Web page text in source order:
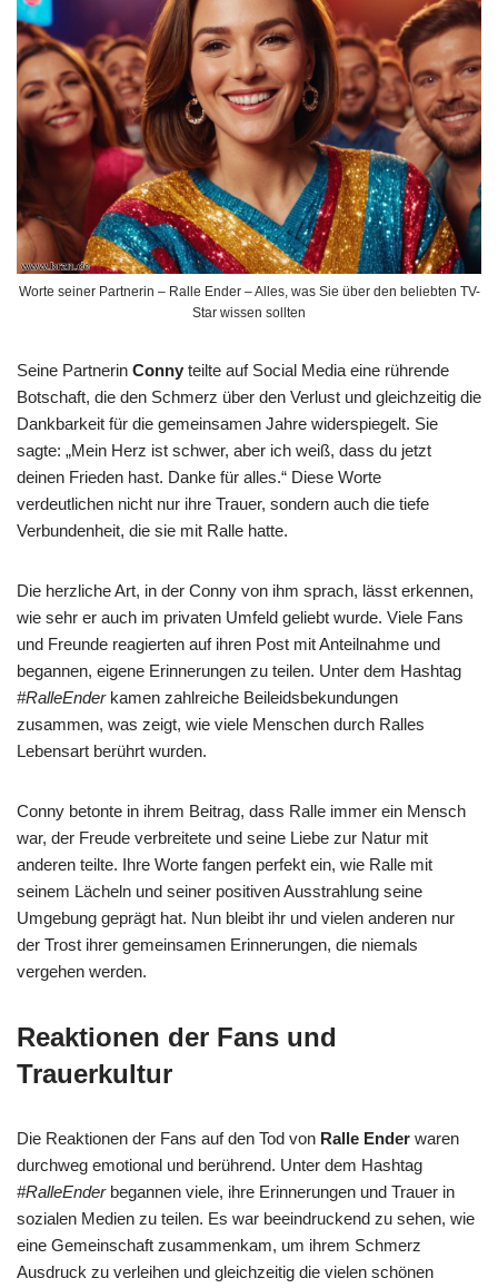
Worte seiner Partnerin – Ralle Ender – Alles, was Sie über den beliebten TV-
Star wissen sollten
Seine Partnerin Conny teilte auf Social Media eine rührende
Botschaft, die den Schmerz über den Verlust und gleichzeitig die
Dankbarkeit für die gemeinsamen Jahre widerspiegelt. Sie
sagte: „Mein Herz ist schwer, aber ich weiß, dass du jetzt
deinen Frieden hast. Danke für alles.“ Diese Worte
verdeutlichen nicht nur ihre Trauer, sondern auch die tiefe
Verbundenheit, die sie mit Ralle hatte.
Die herzliche Art, in der Conny von ihm sprach, lässt erkennen,
wie sehr er auch im privaten Umfeld geliebt wurde. Viele Fans
und Freunde reagierten auf ihren Post mit Anteilnahme und
begannen, eigene Erinnerungen zu teilen. Unter dem Hashtag
#RalleEnderkamen zahlreiche Beileidsbekundungen
zusammen, was zeigt, wie viele Menschen durch Ralles
Lebensart berührt wurden.
Conny betonte in ihrem Beitrag, dass Ralle immer ein Mensch
war, der Freude verbreitete und seine Liebe zur Natur mit
anderen teilte. Ihre Worte fangen perfekt ein, wie Ralle mit
seinem Lächeln und seiner positiven Ausstrahlung seine
Umgebung geprägt hat. Nun bleibt ihr und vielen anderen nur
der Trost ihrer gemeinsamen Erinnerungen, die niemals
vergehen werden.
Reaktionen der Fans und
Trauerkultur
Die Reaktionen der Fans auf den Tod von Ralle Ender waren
durchweg emotional und berührend. Unter dem Hashtag
#RalleEnderbegannen viele, ihre Erinnerungen und Trauer in
sozialen Medien zu teilen. Es war beeindruckend zu sehen, wie
eine Gemeinschaft zusammenkam, um ihrem Schmerz
Ausdruck zu verleihen und gleichzeitig die vielen schönen